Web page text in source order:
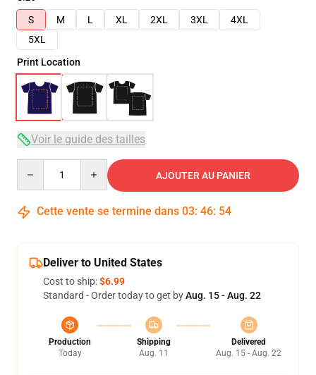
S
M L XL 2XL 3XL
4XL
5XL
Print Location
Voir le guide des tailles
AJOUTER AU PANIER
Cette vente se termine dans 03: 46: 54
Deliver to United States
Cost to ship:$6.99
Standard - Order today to get byAug. 15 - Aug. 22
Production
Today
Shipping
Aug. 11
Delivered
Aug. 15 - Aug. 22